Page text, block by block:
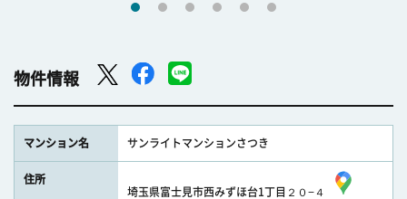
物件情報
マンション名 サンライトマンションさつき
住所
埼玉県富士見市西みずほ台1丁目２０−４